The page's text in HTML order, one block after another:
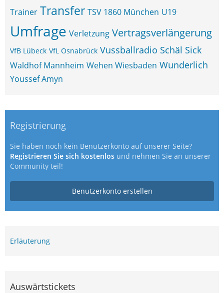
Trainer Transfer TSV 1860 München U19
Umfrage Verletzung Vertragsverlängerung
VfB Lübeck VfL Osnabrück Vussballradio Schäl Sick
Waldhof Mannheim Wehen Wiesbaden Wunderlich
Youssef Amyn
Registrierung
Sie haben noch kein Benutzerkonto auf unserer Seite?
Registrieren Sie sich kostenlos und nehmen Sie an unserer
Community teil!
Benutzerkonto erstellen
Erläuterung
Auswärtstickets